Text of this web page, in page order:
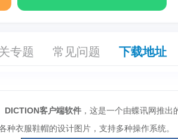
专题 常见问题 下载地址
DICTION客户端软件 ，这是一个由蝶讯网推
种衣服鞋帽的设计图片，支持多种操作系统。